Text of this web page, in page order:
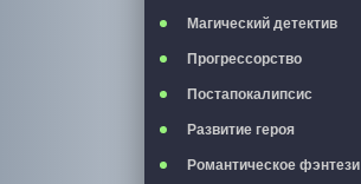
Магический детектив
Прогрессорство
Постапокалипсис
Развитие героя
Романтическое фэнтези